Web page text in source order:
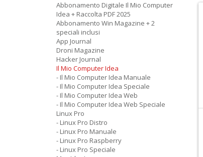
Abbonamento Digitale Il Mio Computer
Idea + Raccolta PDF 2025
Abbonamento Win Magazine + 2
speciali inclusi
App Journal
Droni Magazine
Hacker Journal
Il Mio Computer Idea
- Il Mio Computer Idea Manuale
- Il Mio Computer Idea Speciale
- Il Mio Computer Idea Web
- Il Mio Computer Idea Web Speciale
Linux Pro
- Linux Pro Distro
- Linux Pro Manuale
- Linux Pro Raspberry
- Linux Pro Speciale